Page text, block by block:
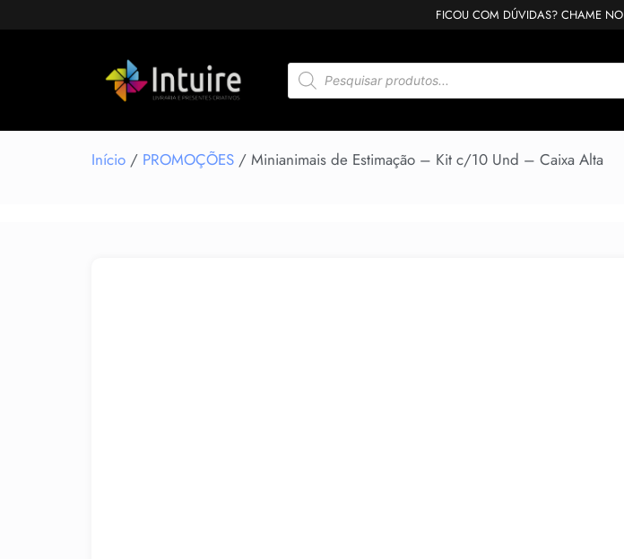
FICOU COM DÚVIDAS? CHAME
Início / PROMOÇÕES / Minianimais de Estimação – Kit c/10 Und – Caixa Alta